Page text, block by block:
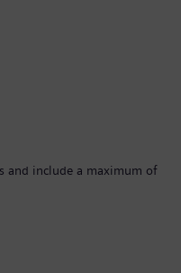
and include a maximum of